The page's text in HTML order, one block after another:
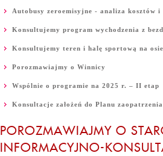
Autobusy zeroemisyjne - analiza kosztów i
Konsultujemy program wychodzenia z
Konsultujemy teren i halę sportową na
Porozmawiajmy o Winnicy
Wspólnie o programie na 2025 r. – II etap
Konsultacje założeń do Planu zaopatrzenia
POROZMAWIAJMY O
INFORMACYJNO-